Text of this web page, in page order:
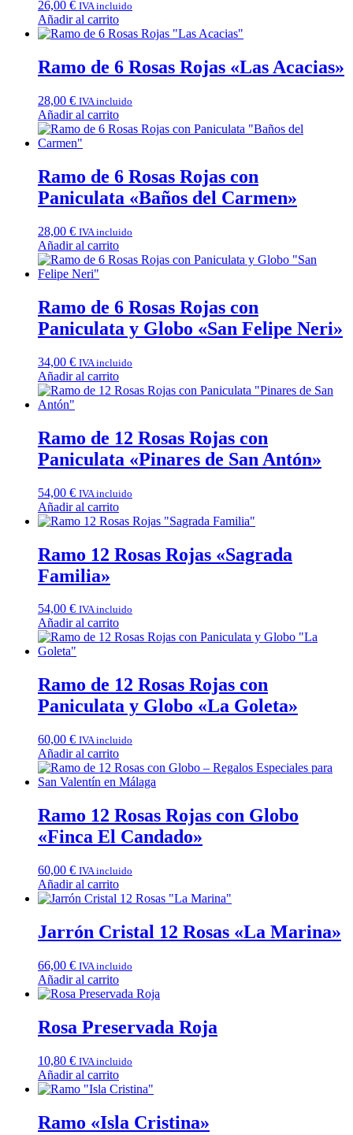
26,00 € IVA incluido
Añadir al carrito
Ramo de 6 Rosas Rojas «Las Acacias»
28,00 € IVA incluido
Añadir al carrito
Ramo de 6 Rosas Rojas con
Paniculata «Baños del Carmen»
28,00 € IVA incluido
Añadir al carrito
Ramo de 6 Rosas Rojas con
Paniculata y Globo «San Felipe Neri»
34,00 € IVA incluido
Añadir al carrito
Ramo de 12 Rosas Rojas con
Paniculata «Pinares de San Antón»
54,00 € IVA incluido
Añadir al carrito
Ramo 12 Rosas Rojas «Sagrada
Familia»
54,00 € IVA incluido
Añadir al carrito
Ramo de 12 Rosas Rojas con
Paniculata y Globo «La Goleta»
60,00 € IVA incluido
Añadir al carrito
Ramo 12 Rosas Rojas con Globo
«Finca El Candado»
60,00 € IVA incluido
Añadir al carrito
Jarrón Cristal 12 Rosas «La Marina»
66,00 € IVA incluido
Añadir al carrito
Rosa Preservada Roja
10,80 € IVA incluido
Añadir al carrito
Ramo «Isla Cristina»